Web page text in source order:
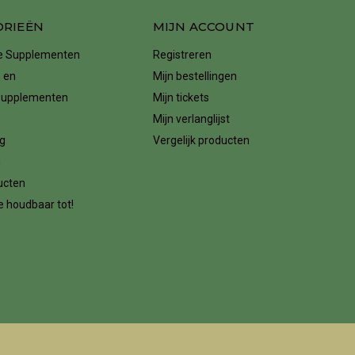
Supplementen
en
houdbaar tot!
MIJN ACCOUNT
Registreren
Mijn bestellingen
Mijn tickets
Mijn verlanglijst
Vergelijk producten